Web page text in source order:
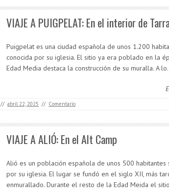
VIAJE A PUIGPELAT: En el interior de
Puigpelat es una ciudad española de unos 1.200
conocida por su iglesia. El sitio ya era poblado en la
Edad Media destaca la construcción de su muralla. A
// abril 22, 2025 // Comentario
VIAJE A ALIÓ: En el Alt Camp
Alió es un población española de unos 500 habitantes
por su iglesia. El lugar se fundó en el siglo XII, más
enmurallado. Durante el resto de la Edad Meida el